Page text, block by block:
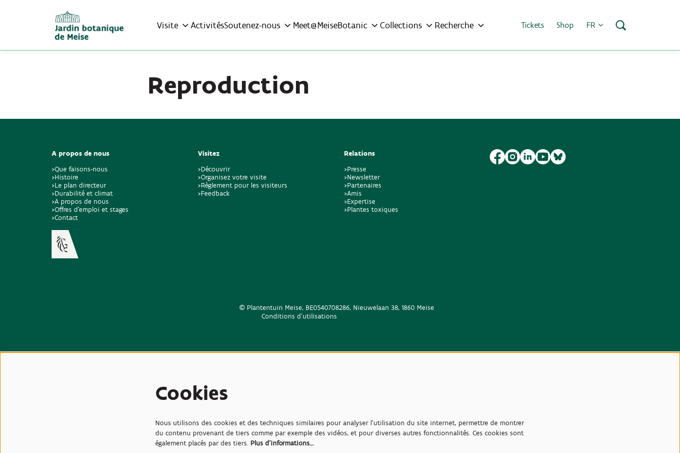
Visite ActivitésSoutenez-nous Meet@MeiseBotanic Collections Recherche Tickets Shop FR
Reproduction
A propos de nous
>Que faisons-nous
>Histoire
>Le plan directeur
>Durabilité et climat
>A propos de nous
>Offres d'emploi et stages
>Contact
Visitez
>Découvrir
>Organisez votre visite
>Règlement pour les visiteurs
>Feedback
Relations
>Presse
>Newsletter
>Partenaires
>Amis
>Expertise
>Plantes toxiques
© Plantentuin Meise, BE0540708286, Nieuwelaan 38, 1860 Meise
Conditions d'utilisations
Cookies
Nous utilisons des cookies et des techniques similaires pour analyser l'utilisation du site internet, permettre de montrer
du contenu provenant de tiers comme par exemple des vidéos, et pour diverses autres fonctionnalités. Ces cookies sont
également placés par des tiers. Plus d'informations…